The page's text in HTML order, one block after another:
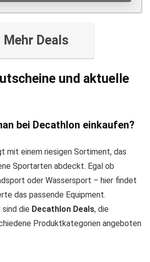
Mehr Deals
und aktuelle
bei Decathlon einkaufen?
mit einem riesigen Sortiment, das
Sportarten abdeckt. Egal ob
oder Wassersport – hier findet
das passende Equipment.
die Decathlon Deals, die
Produktkategorien angeboten